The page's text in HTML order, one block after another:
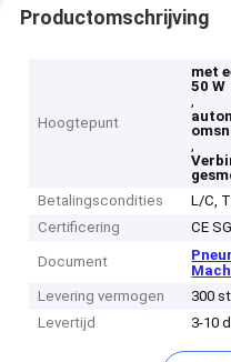
Productomschrijving
Hoogtepunt
met
50 W
,
,
Betalingscondities
L/C,
Certificering
CE
Document
Levering vermogen
300
Levertijd
3-10